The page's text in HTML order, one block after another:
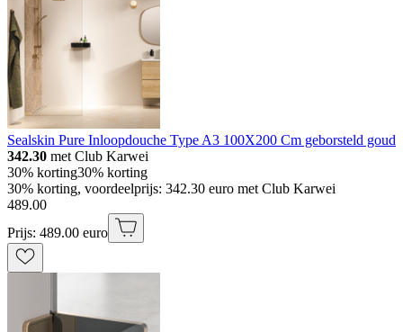
Sealskin Pure Inloopdouche Type A3 100X200 Cm geborsteld goud
342.30 met Club Karwei
30% korting30% korting
30% korting, voordeelprijs: 342.30 euro met Club Karwei
489.00
Prijs: 489.00 euro